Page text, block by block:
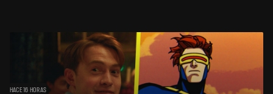
HACE 16 HORAS